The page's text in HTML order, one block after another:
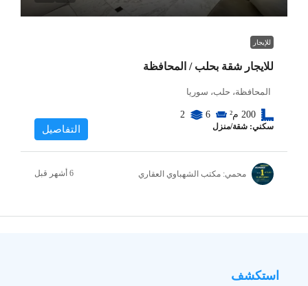
للإيجار
للايجار شقة بحلب / المحافظة
المحافظة، حلب، سوريا
200 م² 6
2
سكني: شقة/منزل التفاصيل
محمي: مكتب الشهباوي العقاري
استكشف